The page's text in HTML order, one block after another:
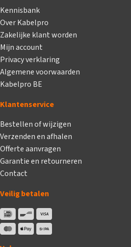
Kennisbank
Over Kabelpro
Zakelijke klant worden
Mijn account
Privacy verklaring
Algemene voorwaarden
Kabelpro BE
Klantenservice
Bestellen of wijzigen
Verzenden en afhalen
Offerte aanvragen
Garantie en retourneren
Contact
Veilig betalen